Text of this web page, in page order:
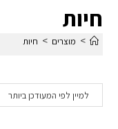
חיות
> מוצרים > חיות